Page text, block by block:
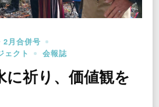
2月合併号
ェクト
会報誌
に祈り、価値観を